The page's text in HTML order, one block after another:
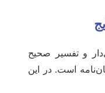
و تفسیر صحیح
است. در این